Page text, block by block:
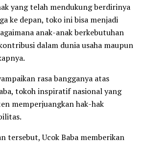
yang telah mendukung berdirinya
ke depan, toko ini bisa menjadi
anak-anak berkebutuhan
dalam dunia usaha maupun
rasa bangganya atas
tokoh inspiratif nasional yang
memperjuangkan hak-hak
tersebut, Ucok Baba memberikan